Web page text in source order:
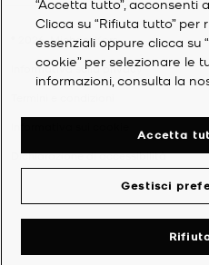
2026Michael Kors
Informativa sulla privacy
Dichiarazione di accessibilità
“Accetta tutto”, acconsenti
Clicca su “Rifiuta tutto”
essenziali oppure clicca su
cookie” per selezionare le
informazioni, consulta la
Gestisci
Accetta